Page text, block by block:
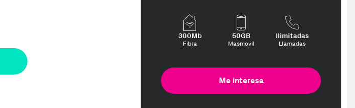
300Mb
Fibra
50GB
Masmovil
Ilimitadas
Llamadas
Me interesa